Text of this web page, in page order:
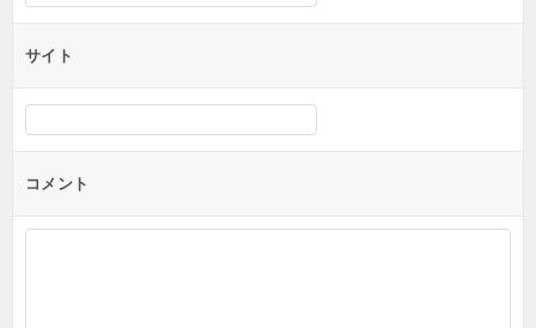
サイト
コメント